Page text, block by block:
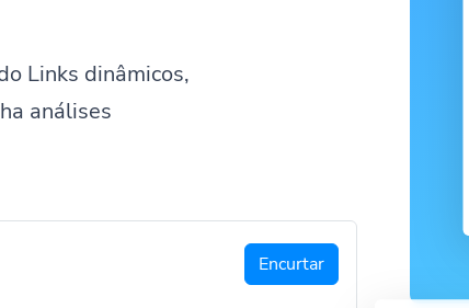
Links dinâmicos,
análises
Encurtar